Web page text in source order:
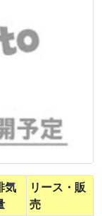
気
リース・販
売